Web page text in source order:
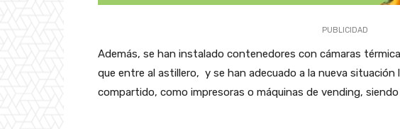
PUBLICIDAD
Además, se han instalado contenedores con cámaras
que entre al astillero, y se han adecuado a la nueva situación
compartido, como impresoras o máquinas de vending,